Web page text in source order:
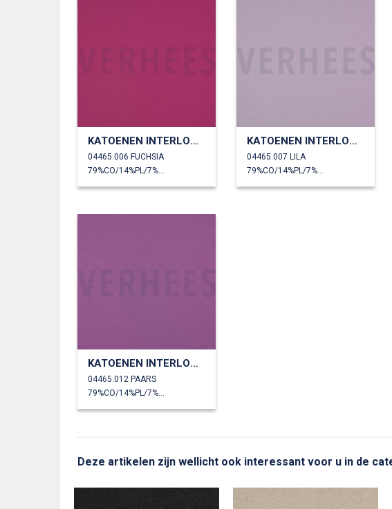
KATOENEN INTERLOCK JERSEY
04465.006 FUCHSIA
KATOENEN INTERLOCK JERSEY
04465.007 LILA
KATOENEN INTERLOCK JERSEY
04465.012 PAARS
Deze artikelen zijn wellicht ook interessant voor u in de